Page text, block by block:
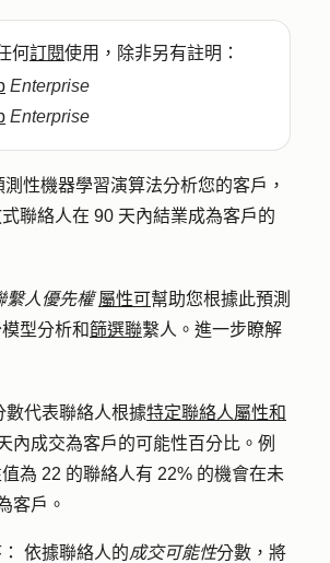
何訂閱使用，除非另有註明：
Enterprise
Enterprise
性機器學習演算法分析您的客戶，
聯絡人在 90 天內結業成為客戶的
繫人優先權屬性可幫助您根據此預測
型分析和篩選聯繫人。進一步瞭解
數代表聯絡人根據特定聯絡人屬性和
內成交為客戶的可能性百分比。例
為 22 的聯絡人有 22% 的機會在未
客戶。
依據聯絡人的成交可能性分數，將